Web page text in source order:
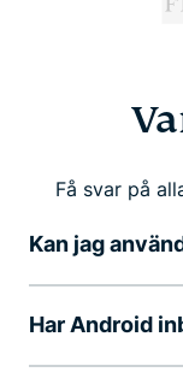
Få svar på
Kan jag
Har Android